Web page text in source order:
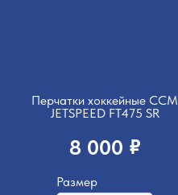
Перчатки хоккейные CCM
JETSPEED FT475 SR
8 000 ₽
Размер